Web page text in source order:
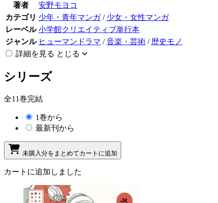
著者
安野モヨコ
カテゴリ 少年・青年マンガ/ 少女・女性マンガ
レーベル 小学館クリエイティブ単行本
ジャンル ヒューマンドラマ /音楽・芸術 / 歴史モノ
詳細を見る とじる
シリーズ
全11巻完結
1巻から
最新刊から
未購入分をまとめてカートに追加
カートに追加しました